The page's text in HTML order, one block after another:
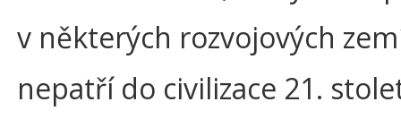
v některých rozvojových
nepatří do civilizace 21.